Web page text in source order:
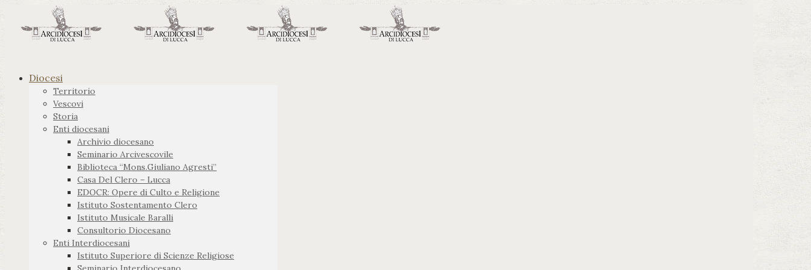
Diocesi
Territorio
Vescovi
Storia
Enti diocesani
Archivio diocesano
Seminario Arcivescovile
Biblioteca “Mons.Giuliano Agresti”
Casa Del Clero – Lucca
EDOCR: Opere di Culto e Religione
Istituto Sostentamento Clero
Istituto Musicale Baralli
Consultorio Diocesano
Enti Interdiocesani
Istituto Superiore di Scienze Religiose